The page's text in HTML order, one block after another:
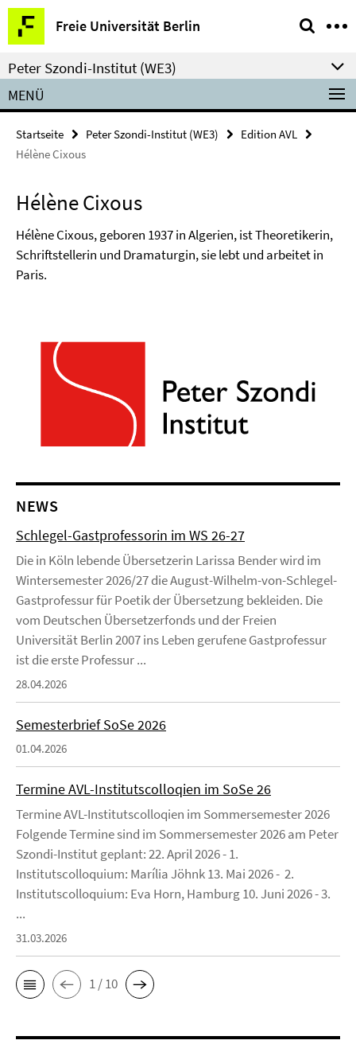
Springe
direkt
zu
Inhalt
Freie Universität Berlin
Service-
Navigation
Peter Szondi-Institut (WE3)
MENÜ
Startseite Peter Szondi-Institut (WE3)
Edition AVL
Hélène Cixous
Hélène Cixous
Hélène Cixous, geboren 1937 in Algerien, ist Theoretikerin,
Schriftstellerin und Dramaturgin, sie lebt und arbeitet in
Paris.
NEWS
Schlegel-Gastprofessorin im WS 26-27
Die in Köln lebende Übersetzerin Larissa Bender wird im
Wintersemester 2026/27 die August-Wilhelm-von-Schlegel-
Gastprofessur für Poetik der Übersetzung bekleiden. Die
vom Deutschen Übersetzerfonds und der Freien
Universität Berlin 2007 ins Leben gerufene Gastprofessur
ist die erste Professur ...
28.04.2026
Semesterbrief SoSe 2026
01.04.2026
Termine AVL-Institutscolloqien im SoSe 26
Termine AVL-Institutscolloqien im Sommersemester 2026
Folgende Termine sind im Sommersemester 2026 am Peter
Szondi-Institut geplant: 22. April 2026 - 1.
Institutscolloquium: Marília Jöhnk 13. Mai 2026 - 2.
Institutscolloquium: Eva Horn, Hamburg 10. Juni 2026 - 3.
...
31.03.2026
1 / 10